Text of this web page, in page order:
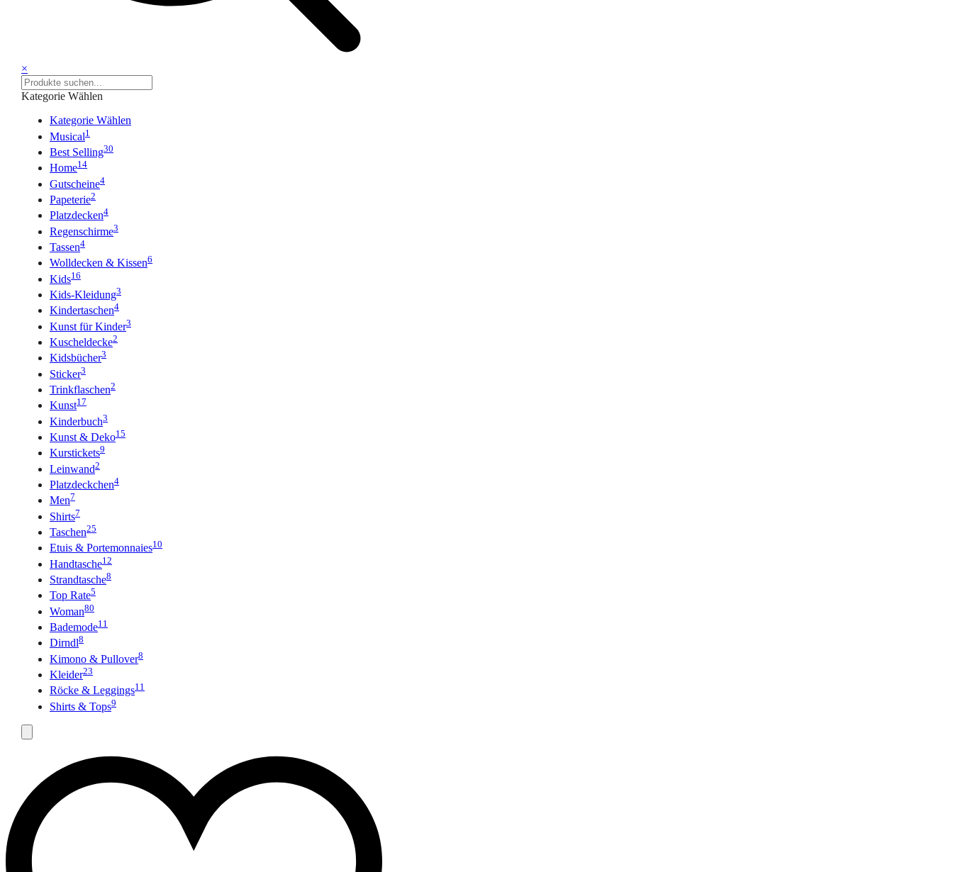
×
Kategorie Wählen
Kategorie Wählen
Musical1
Best Selling30
Home14
Gutscheine4
Papeterie2
Platzdecken4
Regenschirme3
Tassen4
Wolldecken & Kissen6
Kids16
Kids-Kleidung3
Kindertaschen4
Kunst für Kinder3
Kuscheldecke2
Kidsbücher3
Sticker3
Trinkflaschen2
Kunst17
Kinderbuch3
Kunst & Deko15
Kurstickets9
Leinwand2
Platzdeckchen4
Men7
Shirts7
Taschen25
Etuis & Portemonnaies10
Handtasche12
Strandtasche8
Top Rate5
Woman80
Bademode11
Dirndl8
Kimono & Pullover8
Kleider23
Röcke & Leggings11
Shirts & Tops9